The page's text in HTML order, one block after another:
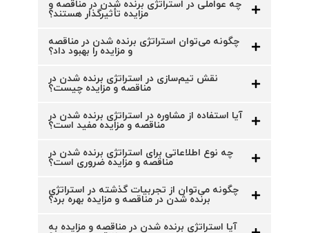
چه عواملی در استراتژی برنده شدن در مناقصه و
مزایده تأثیرگذار هستند؟
چگونه می‌توان استراتژی برنده شدن در مناقصه
و مزایده را بهبود داد؟
نقش تیم‌سازی در استراتژی برنده شدن در
مناقصه و مزایده چیست؟
آیا استفاده از مشاوره در استراتژی برنده شدن در
مناقصه و مزایده مفید است؟
چه نوع اطلاعاتی برای استراتژی برنده شدن در
مناقصه و مزایده ضروری است؟
چگونه می‌توان از تجربیات گذشته در استراتژی
برنده شدن در مناقصه و مزایده بهره برد؟
آیا استراتژی برنده شدن در مناقصه و مزایده به